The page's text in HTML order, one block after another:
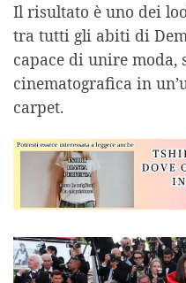
Il risultato è uno dei
tra tutti gli abiti di
capace di unire moda,
cinematografica in
carpet.